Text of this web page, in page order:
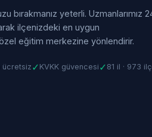
bırakmanız yeterli. Uzmanlarımız
ilçenizdeki en uygun
eğitim merkezine yönlendirir.
ücretsiz ✓ KVKK güvencesi ✓ 81 il · 973